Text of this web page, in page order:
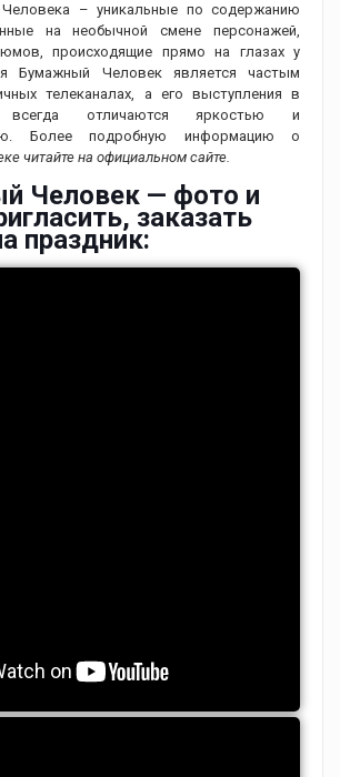
– уникальные по содержанию
на необычной смене персонажей,
происходящие прямо на глазах у
Бумажный Человек является частым
телеканалах, а его выступления в
всегда отличаются яркостью и
Более подробную информацию о
читайте на официальном сайте.
Человек — фото и
заказать
праздник: